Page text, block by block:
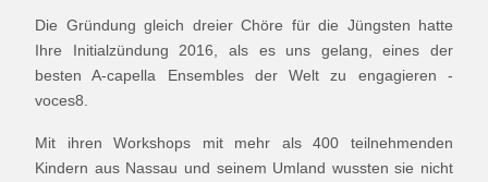
Die Gründung gleich dreier Chöre für die Jüngsten hatte
Ihre Initialzündung 2016, als es uns gelang, eines der
besten A-capella Ensembles der Welt zu engagieren -
voces8.
Mit ihren Workshops mit mehr als 400 teilnehmenden
Kindern aus Nassau und seinem Umland wussten sie nicht